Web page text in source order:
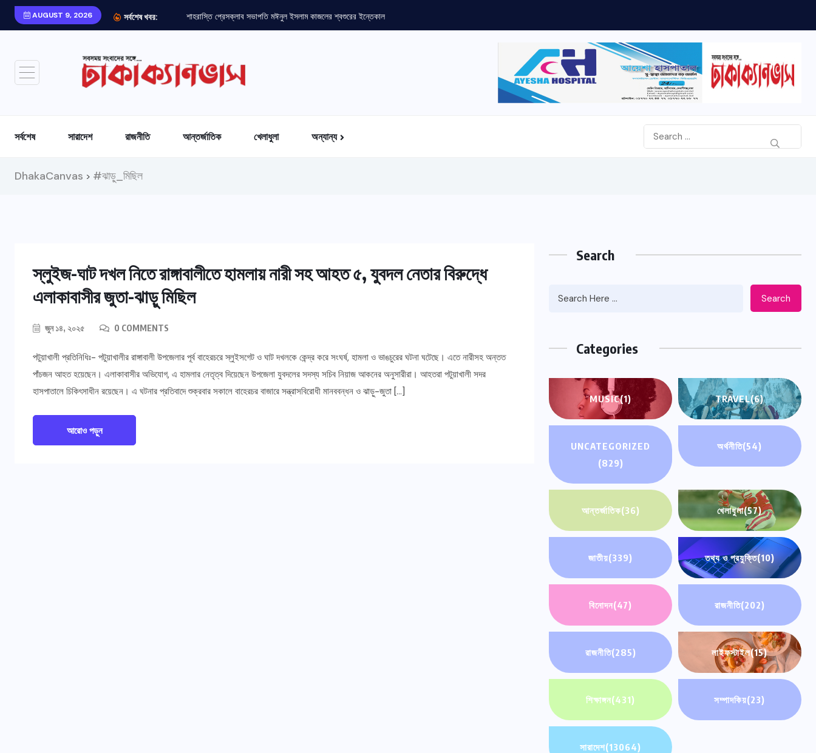
AUGUST 9, 2026 সর্বশেষ খবর: শাহরাস্তি প্রেসক্লাব সভাপতি মঈনুল ইসলাম কাজলের শ্বশুরের ইন্তেকাল
সর্বশেষ সারাদেশ রাজনীতি আন্তর্জাতিক খেলাধুলা অন্যান্য
DhakaCanvas > #ঝাড়ু_মিছিল
স্লুইজ-ঘাট দখল নিতে রাঙ্গাবালীতে হামলায় নারী সহ আহত ৫, যুবদল নেতার বিরুদ্ধে
এলাকাবাসীর জুতা-ঝাড়ু মিছিল
জুন ১৪, ২০২৫ 0 COMMENTS
পটুয়াখালী প্রতিনিধিঃ- পটুয়াখালীর রাঙ্গাবালী উপজেলার পূর্ব বাহেরচরে স্লুইসগেট ও ঘাট দখলকে কেন্দ্র করে সংঘর্ষ, হামলা ও ভাঙচুরের ঘটনা ঘটেছে। এতে নারীসহ অন্তত
পাঁচজন আহত হয়েছেন। এলাকাবাসীর অভিযোগ, এ হামলার নেতৃত্ব দিয়েছেন উপজেলা যুবদলের সদস্য সচিব নিয়াজ আকনের অনুসারীরা। আহতরা পটুয়াখালী সদর
হাসপাতালে চিকিৎসাধীন রয়েছেন। এ ঘটনার প্রতিবাদে শুক্রবার সকালে বাহেরচর বাজারে সন্ত্রাসবিরোধী মানববন্ধন ও ঝাড়ু-জুতা […]
আরোও পড়ুন
Search
Search
Categories
MUSIC(1) TRAVEL(6)
UNCATEGORIZED
(829)
অর্থনীতি(54)
আন্তর্জাতিক(36) খেলাধুলা(57)
জাতীয়(339) তথ্য ও প্রযুক্তি(10)
বিনোদন(47) রাজনীতি(202)
রাজনীতি(285) লাইফস্টাইল(15)
শিক্ষাঙ্গন(431) সম্পাদকিয়(23)
সারাদেশ(13064)
সারাদেশ